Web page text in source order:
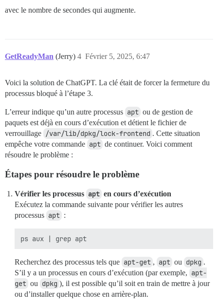
avec le nombre de secondes qui augmente.
GetReadyMan (Jerry) Février 5, 2025, 6:47
4
Voici la solution de ChatGPT. La clé était de forcer la fermeture du
processus bloqué à l’étape 3.
L’erreur indique qu’un autre processus apt ou de gestion de
paquets est déjà en cours d’exécution et détient le fichier de
verrouillage /var/lib/dpkg/lock-frontend . Cette situation
empêche votre commande apt de continuer. Voici comment
résoudre le problème :
Étapes pour résoudre le problème
Vérifier les processus apt en cours d’exécution
Exécutez la commande suivante pour vérifier les autres
processus apt :
Recherchez des processus tels que apt-get , apt ou dpkg .
S’il y a un processus en cours d’exécution (par exemple, apt-
get ou dpkg ), il est possible qu’il soit en train de mettre à jour
ou d’installer quelque chose en arrière-plan.